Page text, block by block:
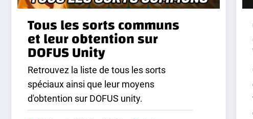
Tous les sorts communs
et leur obtention sur
DOFUS Unity
Retrouvez la liste de tous les sorts
spéciaux ainsi que leur moyens
d'obtention sur DOFUS unity.